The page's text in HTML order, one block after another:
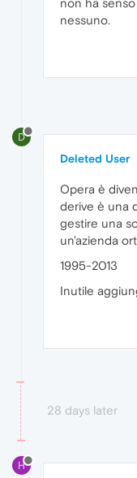
non ha
nessuno.
D
Deleted User
Opera è
derive è una
gestire una
un'azienda
1995-2013
Inutile
28 days later
H